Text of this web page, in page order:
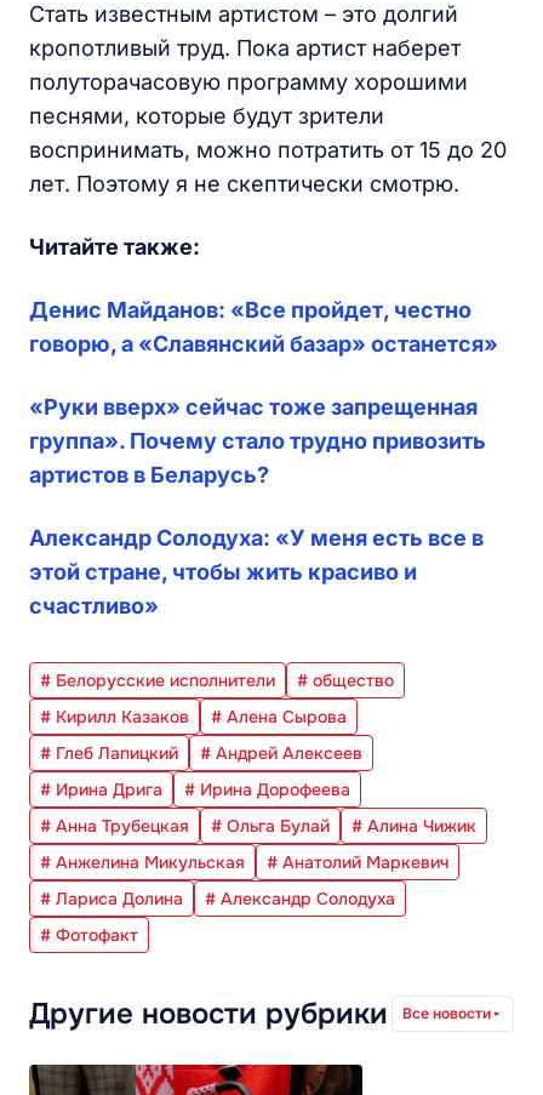
Стать известным артистом – это долгий
кропотливый труд. Пока артист наберет
полуторачасовую программу хорошими
песнями, которые будут зрители
воспринимать, можно потратить от 15 до 20
лет. Поэтому я не скептически смотрю.
Читайте также:
Денис Майданов: «Все пройдет, честно
говорю, а «Славянский базар» останется»
«Руки вверх» сейчас тоже запрещенная
группа». Почему стало трудно привозить
артистов в Беларусь?
Александр Солодуха: «У меня есть все в
этой стране, чтобы жить красиво и
счастливо»
# Белорусские исполнители
# общество
# Кирилл Казаков
# Алена Сырова
# Глеб Лапицкий
# Андрей Алексеев
# Ирина Дрига
# Ирина Дорофеева
# Анна Трубецкая
# Ольга Булай
# Алина Чижик
# Анжелина Микульская
# Анатолий Маркевич
# Лариса Долина
# Александр Солодуха
# Фотофакт
Другие новости рубрики Все новости